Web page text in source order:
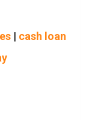
| cash loan